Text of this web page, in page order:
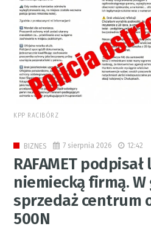
KPP RACIBÓRZ
BIZNES 7 sierpnia 2026 12:42
RAFAMET
niemiecką firmą. W
sprzedaż centrum
500N